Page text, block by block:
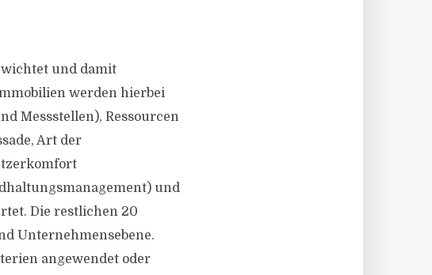
und damit
werden hierbei
Messstellen), Ressourcen
Art der
und
Die restlichen 20
Unternehmensebene.
angewendet oder